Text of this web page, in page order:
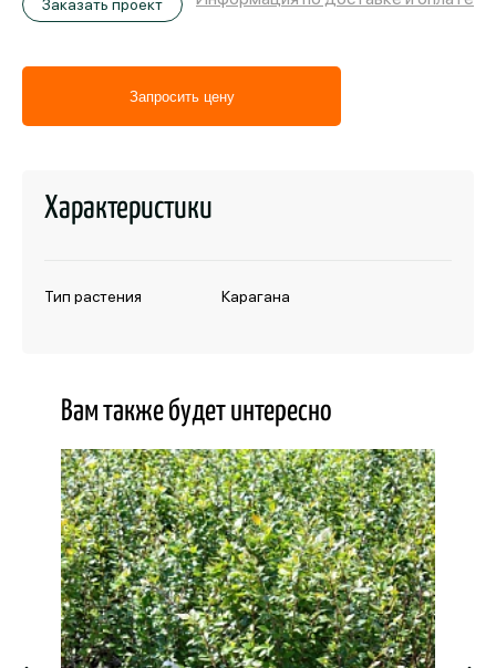
Заказать проект
Запросить цену
Характеристики
Тип растения Карагана
Вам также будет интересно